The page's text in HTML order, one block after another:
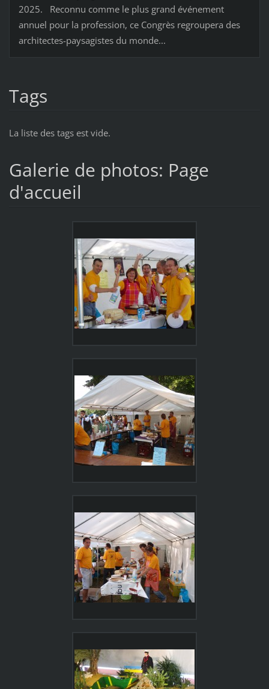
2025. Reconnu comme le plus grand événement
annuel pour la profession, ce Congrès regroupera des
architectes-paysagistes du monde...
Tags
La liste des tags est vide.
Galerie de photos: Page
d'accueil